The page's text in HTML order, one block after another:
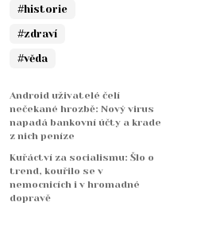
#historie
#zdraví
#věda
Android uživatelé čelí
nečekané hrozbě: Nový virus
napadá bankovní účty a krade
z nich peníze
Kuřáctví za socialismu: Šlo o
trend, kouřilo se v
nemocnicích i v hromadné
dopravě